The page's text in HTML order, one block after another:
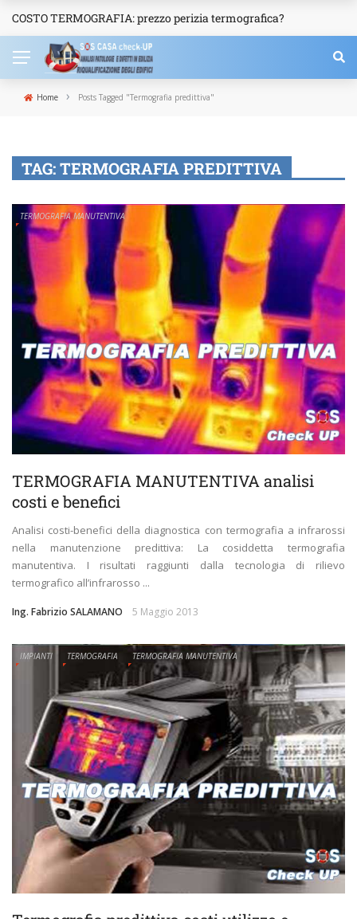
NEWS
COSTO TERMOGRAFIA: prezzo perizia termografica?
Home › Posts Tagged "Termografia predittiva"
TAG:TERMOGRAFIA PREDITTIVA
TERMOGRAFIA MANUTENTIVA
TERMOGRAFIA MANUTENTIVA analisi
costi e benefici
Analisi costi-benefici della diagnostica con termografia a infrarossi
nella manutenzione predittiva: La cosiddetta termografia
manutentiva. I risultati raggiunti dalla tecnologia di rilievo
termografico all’infrarosso ...
Ing. Fabrizio SALAMANO 5 Maggio 2013
IMPIANTI TERMOGRAFIA TERMOGRAFIA MANUTENTIVA